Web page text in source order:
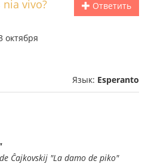
Ответить
nia vivo?
октября
Язык: Esperanto
Ĉajkovskij "La damo de piko"